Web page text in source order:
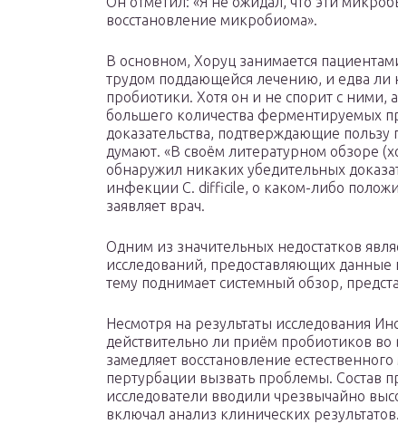
восстановление микробиома».
В основном, Хоруц занимается
трудом поддающейся лечению, и едва ли
пробиотики. Хотя он и не спорит с ними,
большего количества ферментируемых
доказательства, подтверждающие
думают. «В своём литературном обзоре
обнаружил никаких убедительных
инфекции C. difficile, о каком-либо
заявляет врач.
Одним из значительных недостатков
исследований, предоставляющих
тему поднимает системный обзор,
Несмотря на результаты исследования
действительно ли приём пробиотиков
замедляет восстановление
пертурбации вызвать проблемы. Состав
исследователи вводили чрезвычайно
включал анализ клинических результатов.